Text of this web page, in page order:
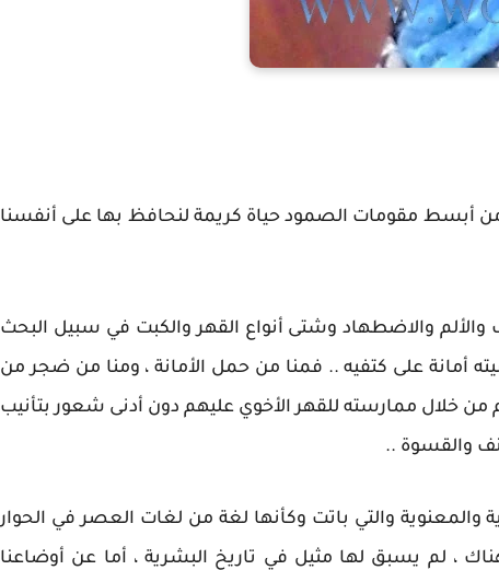
أبسط مقومات الصمود حياة كريمة لنحافظ بها على أنفسنا
والألم والاضطهاد وشتى أنواع القهر والكبت في سبيل البحث
على كتفيه .. فمنا من حمل الأمانة ، ومنا من ضجر من
من خلال ممارسته للقهر الأخوي عليهم دون أدنى شعور بتأنيب
والقسوة ..
والتي باتت وكأنها لغة من لغات العصر في الحوار
، لم يسبق لها مثيل في تاريخ البشرية ، أما عن أوضاعنا